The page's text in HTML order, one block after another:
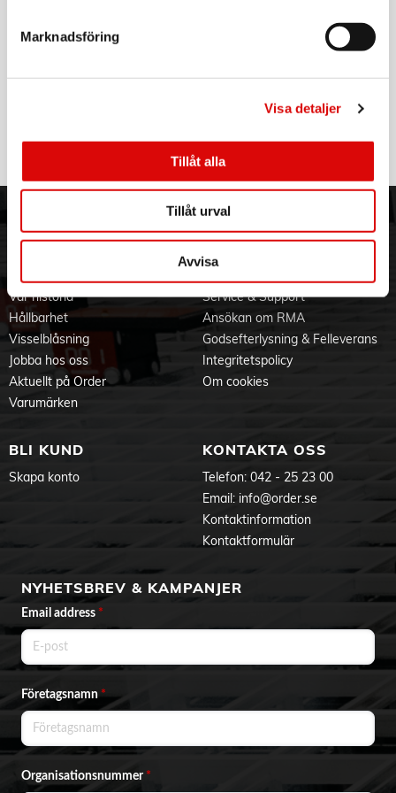
Marknadsföring
Visa detaljer
Tillåt alla
Tillåt urval
Avvisa
ORDER NORDIC
Vår historia
Hållbarhet
Visselblåsning
Jobba hos oss
Aktuellt på Order
Varumärken
KUNDTJÄNST
Allmänna villkor
Service & Support
Ansökan om RMA
Godsefterlysning & Felleverans
Integritetspolicy
Om cookies
BLI KUND
Skapa konto
KONTAKTA OSS
Telefon: 042 - 25 23 00
Email: info@order.se
Kontaktinformation
Kontaktformulär
NYHETSBREV & KAMPANJER
Email address *
Företagsnamn*
Organisationsnummer *